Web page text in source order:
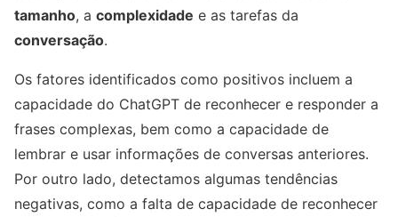
tamanho, a complexidade e as tarefas da
conversação.
Os fatores identificados como positivos incluem a
capacidade do ChatGPT de reconhecer e responder a
frases complexas, bem como a capacidade de
lembrar e usar informações de conversas anteriores.
Por outro lado, detectamos algumas tendências
negativas, como a falta de capacidade de reconhecer